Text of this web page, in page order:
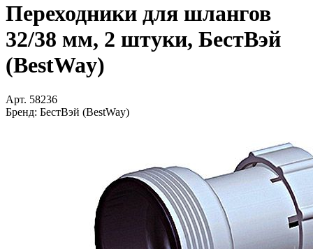
Переходники для шлангов
32/38 мм, 2 штуки, БестВэй
(BestWay)
Арт. 58236
Бренд: БестВэй (BestWay)